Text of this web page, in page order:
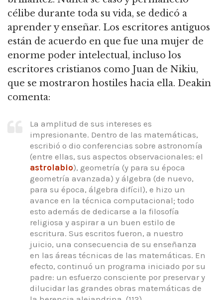
célibe durante toda su vida, se dedicó a
aprender y enseñar. Los escritores antiguos
están de acuerdo en que fue una mujer de
enorme poder intelectual, incluso los
escritores cristianos como Juan de Nikiu,
que se mostraron hostiles hacia ella. Deakin
comenta:
La amplitud de sus intereses es
impresionante. Dentro de las matemáticas,
escribió o dio conferencias sobre astronomía
(entre ellas, sus aspectos observacionales: el
astrolabio), geometría (y para su época
geometría avanzada) y álgebra (de nuevo,
para su época, álgebra difícil), e hizo un
avance en la técnica computacional; todo
esto además de dedicarse a la filosofía
religiosa y aspirar a un buen estilo de
escritura. Sus escritos fueron, a nuestro
juicio, una consecuencia de su enseñanza
en las áreas técnicas de las matemáticas. En
efecto, continuó un programa iniciado por su
padre: un esfuerzo consciente por preservar y
dilucidar las grandes obras matemáticas de